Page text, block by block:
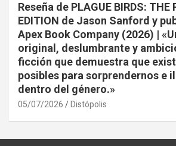
Reseña de PLAGUE BIRDS: THE
EDITION de Jason Sanford y
Apex Book Company (2026) |
original, deslumbrante y
ficción que demuestra que
posibles para sorprendernos e
dentro del género.»
05/07/2026 Distópolis